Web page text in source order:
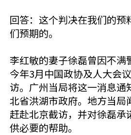
回答：这个判决在我们的预
们预期的。
李红敏的妻子徐磊曾因不满
今年3月中国政协及人大会
访。广州当局将这一消息通
北省洪湖市政府。地方当局
赶赴北京截访，并对徐磊承
供必要的帮助。